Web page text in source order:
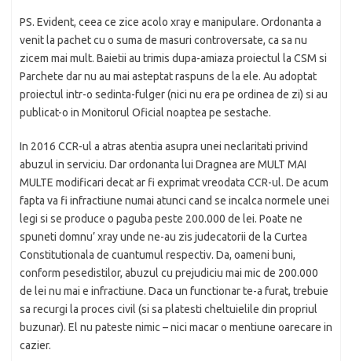
PS. Evident, ceea ce zice acolo xray e manipulare. Ordonanta a
venit la pachet cu o suma de masuri controversate, ca sa nu
zicem mai mult. Baietii au trimis dupa-amiaza proiectul la CSM si
Parchete dar nu au mai asteptat raspuns de la ele. Au adoptat
proiectul intr-o sedinta-fulger (nici nu era pe ordinea de zi) si au
publicat-o in Monitorul Oficial noaptea pe sestache.
In 2016 CCR-ul a atras atentia asupra unei neclaritati privind
abuzul in serviciu. Dar ordonanta lui Dragnea are MULT MAI
MULTE modificari decat ar fi exprimat vreodata CCR-ul. De acum
fapta va fi infractiune numai atunci cand se incalca normele unei
legi si se produce o paguba peste 200.000 de lei. Poate ne
spuneti domnu’ xray unde ne-au zis judecatorii de la Curtea
Constitutionala de cuantumul respectiv. Da, oameni buni,
conform pesedistilor, abuzul cu prejudiciu mai mic de 200.000
de lei nu mai e infractiune. Daca un functionar te-a furat, trebuie
sa recurgi la proces civil (si sa platesti cheltuielile din propriul
buzunar). El nu pateste nimic – nici macar o mentiune oarecare in
cazier.